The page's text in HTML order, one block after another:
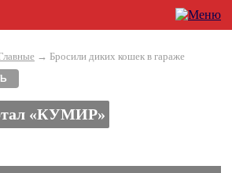
→ Бросили диких кошек в гараже
«КУМИР»